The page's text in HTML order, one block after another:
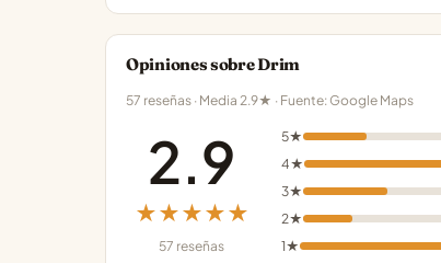
Opiniones sobre Drim
57 reseñas · Media 2.9★ · Fuente: Google Maps
2.9
★★★★★
57 reseñas
5★
4★
3★
2★
1★